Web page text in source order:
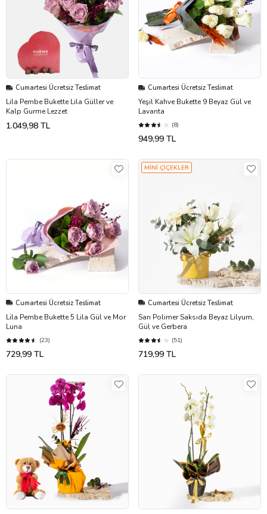
Cumartesi Ücretsiz Teslimat
Lila Pembe Bukette Lila Güller ve
Kalp Gurme Lezzet
1.049,98 TL
Cumartesi Ücretsiz Teslimat
Yeşil Kahve Bukette 9 Beyaz Gül ve
Lavanta
(8)
949,99 TL
Cumartesi Ücretsiz Teslimat
Lila Pembe Bukette 5 Lila Gül ve Mor
Luna
(23)
729,99 TL
MİNİ ÇİÇEKLER
Cumartesi Ücretsiz Teslimat
Sarı Polimer Saksıda Beyaz Lilyum,
Gül ve Gerbera
(51)
719,99 TL